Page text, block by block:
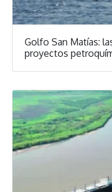
Golfo San Matías:
proyectos